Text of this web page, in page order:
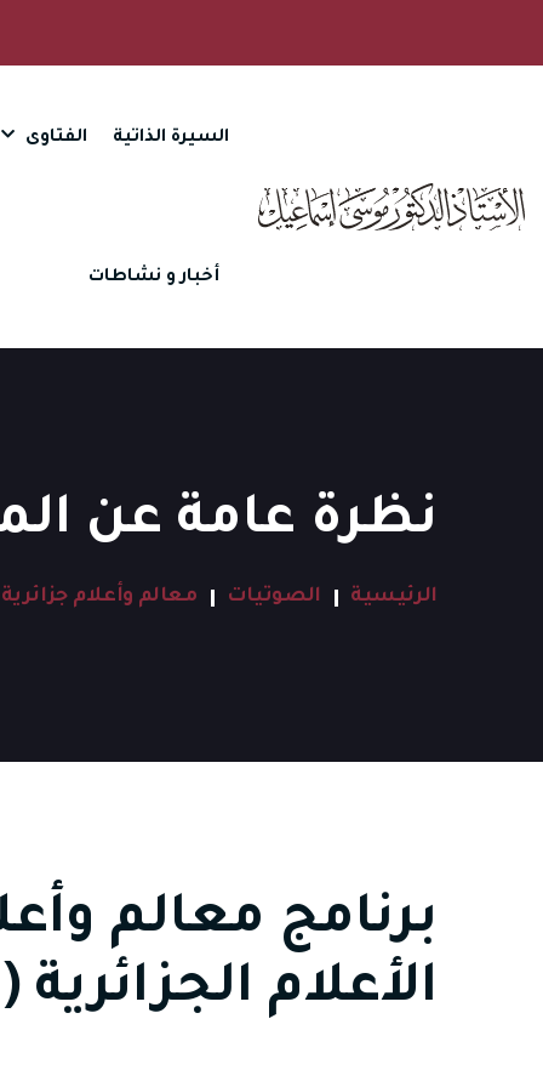
السيرة الذاتية الفتاوى
أخبار و نشاطات
نظرة عامة عن
الرئيسية الصوتيات معالم وأعلام جزائرية
برنامج معالم
الأعلام الجزائرية (1)